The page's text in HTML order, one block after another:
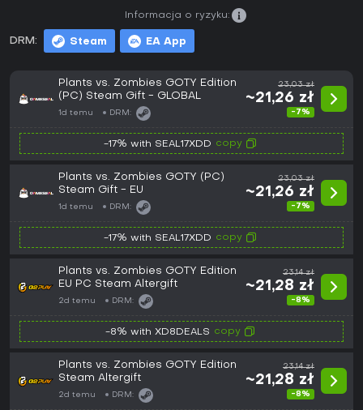
DRM: Steam EA App
Informacja o ryzyku:
Plants vs. Zombies GOTY Edition
(PC) Steam Gift - GLOBAL
1d temu DRM:
23,03 zł
~21,26 zł
-7%
-17% with SEAL17XDD copy
Plants vs. Zombies GOTY (PC)
Steam Gift - EU
1d temu DRM:
23,03 zł
~21,26 zł
-7%
-17% with SEAL17XDD copy
Plants vs. Zombies GOTY Edition
EU PC Steam Altergift
2d temu DRM:
23,14 zł
~21,28 zł
-8%
-8% with XD8DEALS copy
Plants vs. Zombies GOTY Edition
Steam Altergift
2d temu DRM:
23,14 zł
~21,28 zł
-8%